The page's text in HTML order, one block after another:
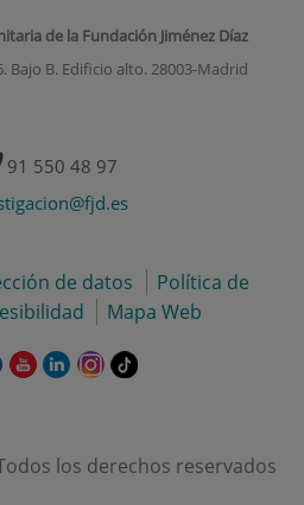
de la Fundación Jiménez Díaz
Bajo B. Edificio alto. 28003-Madrid
91 550 48 97
de datos
Política de
Mapa Web
Este
en
Este
en
Este
en
Este
en
Enlace
externa.
los derechos reservados